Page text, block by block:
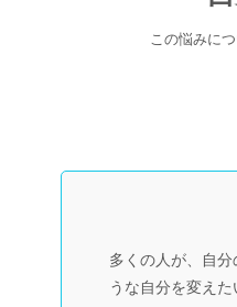
この悩みに
多くの人が、自
うな自分を変えた